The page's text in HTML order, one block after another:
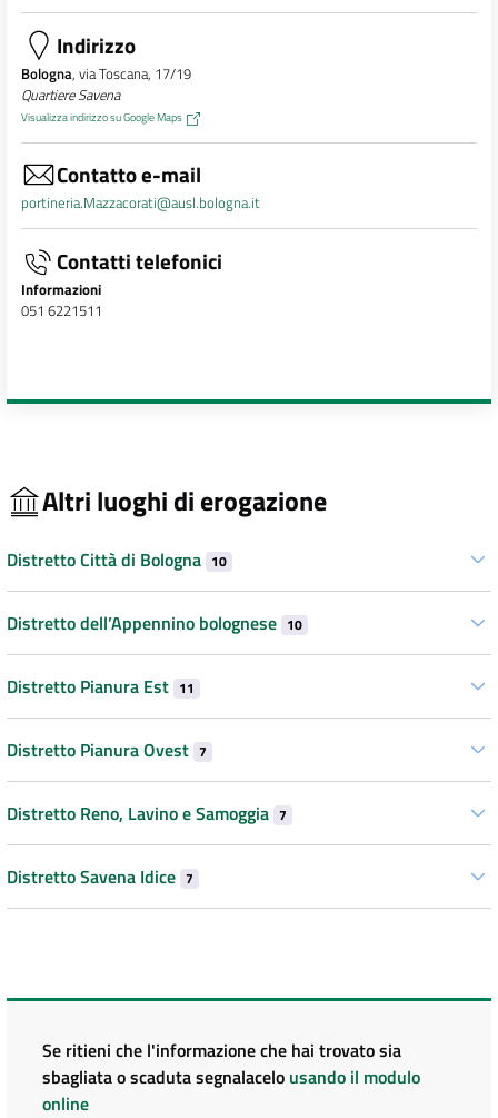
Indirizzo
Bologna, via Toscana, 17/19
Quartiere Savena
Visualizza indirizzo su Google Maps
Contatto e-mail
portineria.Mazzacorati@ausl.bologna.it
Contatti telefonici
Informazioni
051 6221511
Altri luoghi di erogazione
Distretto Città di Bologna 10
Distretto dell’Appennino bolognese 10
Distretto Pianura Est 11
Distretto Pianura Ovest 7
Distretto Reno, Lavino e Samoggia 7
Distretto Savena Idice 7
Se ritieni che l'informazione che hai trovato sia
sbagliata o scaduta segnalacelo usando il modulo
online